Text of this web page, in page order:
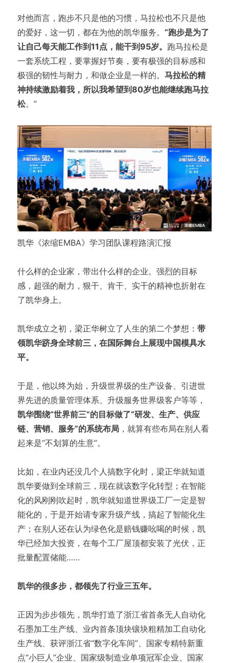
对他而言，跑步不只是他的习惯，马拉松也不只是他
的爱好，这一切，都在为他的凯华服务。 “跑步是为了
让自己每天能工作到11点，能干到95岁。 跑马拉松是
一套系统工程，要掌握好节奏，要有极强的目标感和
极强的韧性与耐力，和做企业是一样的。 马拉松的精
神持续激励着我，所以我希望到80岁也能继续跑马拉
松。”
凯华《浓缩EMBA》学习团队课程路演汇报
什么样的企业家，带出什么样的企业。强烈的目标
感，超强的耐力，狠干、肯干、实干的精神也折射在
了凯华身上。
凯华成立之初，梁正华树立了人生的第二个梦想： 带
领凯华跻身全球前三，在国际舞台上展现中国模具水
平。
于是，他以终为始，升级世界级的生产设备、引进世
界先进的质量管理体系、升级服务世界级客户等等，
凯华围绕“世界前三”的目标做了“研发、生产、供应
链、营销、服务”的系统布局，就算有些布局在别人看
起来是“不划算的生意”。
比如，在业内还没几个人搞数字化时，梁正华就知道
凯华要做到全球前三，现在就该数字化转型；在智能
化的风刚刚吹起时，凯华就知道世界级工厂一定是智
能化的，于是开始请专家升级产线，搞起了智能化生
产；在别人还在认为绿色化是赔钱赚吆喝的时候，凯
华已经加大投资，在每个工厂屋顶都安装了光伏，正
批量配置储能……
凯华的很多步，都领先了行业三五年。
正因为步步领先，凯华打造了浙江省首条无人自动化
石墨加工生产线、业内首条顶块镶块粗精加工自动化
生产线、获评浙江省“数字化车间”、国家专精特新重
点“小巨人”企业、国家级制造业单项冠军企业、国家